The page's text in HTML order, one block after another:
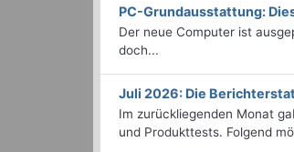
PC-Grundausstattung:
Der neue Computer ist
doch...
Juli 2026: Die
Im zurückliegenden Monat
und Produkttests. Folgend